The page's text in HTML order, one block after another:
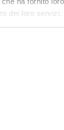
dei loro servizi.
Previous
Next